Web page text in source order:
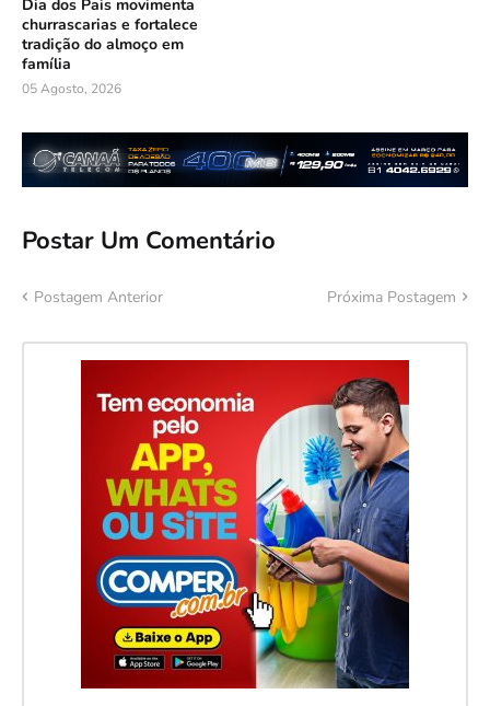
Dia dos Pais movimenta
churrascarias e fortalece
tradição do almoço em
família
05 Agosto, 2026
Postar Um Comentário
Postagem Anterior Próxima Postagem